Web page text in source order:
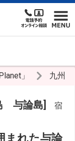
」 九州
与論島]
宿
まれた与論